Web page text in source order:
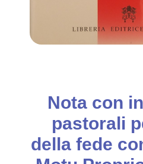
Nota con
pastorali
della fede